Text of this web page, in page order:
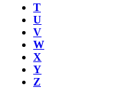
T
U
V
W
X
Y
Z